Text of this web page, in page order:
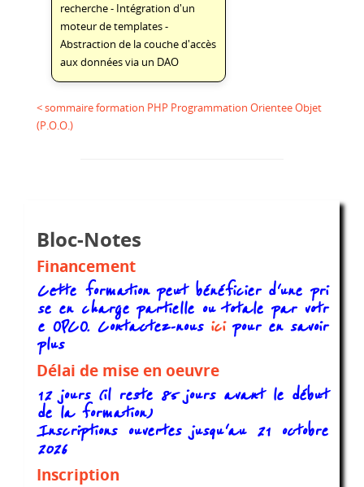
recherche - Intégration d'un
moteur de templates -
Abstraction de la couche d'accès
aux données via un DAO
< sommaire formation PHP Programmation Orientee Objet
(P.O.O.)
Bloc-Notes
Financement
Cette formation peut bénéficier d'une pri
se en charge partielle ou totale par votr
e OPCO. Contactez-nous icipour en savoir
plus
Délai de mise en oeuvre
12 jours (il reste 85 jours avant le début
de la formation)
Inscriptions ouvertes jusqu'au 21 octobre
2026
Inscription